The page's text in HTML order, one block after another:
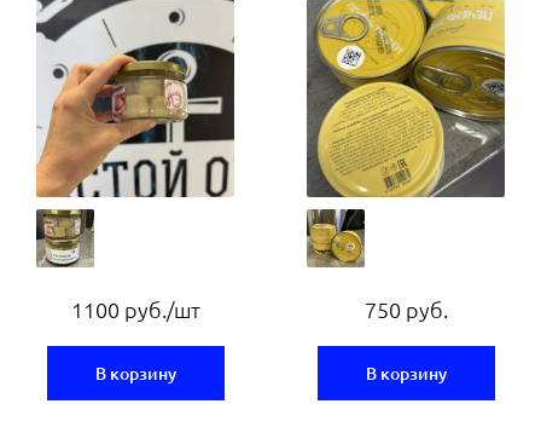
1100 руб./шт
В корзину
750 руб.
В корзину